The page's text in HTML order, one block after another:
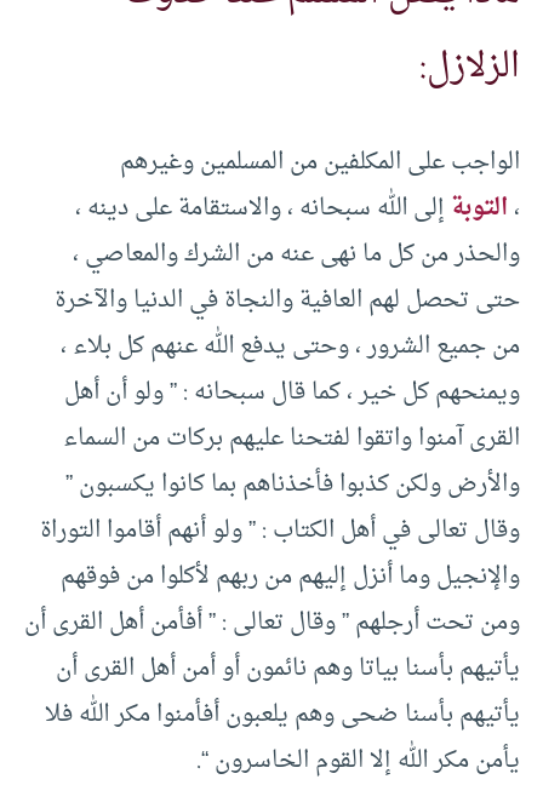
الزلازل:
الواجب على المكلفين من المسلمين وغيرهم
،التوبةإلى الله سبحانه ، والاستقامة على دينه ،
والحذر من كل ما نهى عنه من الشرك والمعاصي ،
حتى تحصل لهم العافية والنجاة في الدنيا والآخرة
من جميع الشرور ، وحتى يدفع الله عنهم كل بلاء ،
ويمنحهم كل خير ، كما قال سبحانه : ” ولو أن أهل
القرى آمنوا واتقوا لفتحنا عليهم بركات من السماء
والأرض ولكن كذبوا فأخذناهم بما كانوا يكسبون ”
وقال تعالى في أهل الكتاب : ” ولو أنهم أقاموا التوراة
والإنجيل وما أنزل إليهم من ربهم لأكلوا من فوقهم
ومن تحت أرجلهم ” وقال تعالى : ” أفأمن أهل القرى أن
يأتيهم بأسنا بياتا وهم نائمون أو أمن أهل القرى أن
يأتيهم بأسنا ضحى وهم يلعبون أفأمنوا مكر الله فلا
يأمن مكر الله إلا القوم الخاسرون “.